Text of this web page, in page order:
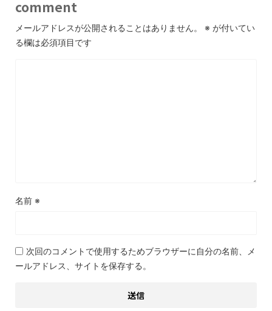
comment
メールアドレスが公開されることはありません。 ※ が付いてい
る欄は必須項目です
名前 ※
次回のコメントで使用するためブラウザーに自分の名前、メ
ールアドレス、サイトを保存する。